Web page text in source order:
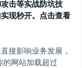
击等实战防坑技
现秒开。点击查看
接影响业务发展，
网站加载超过